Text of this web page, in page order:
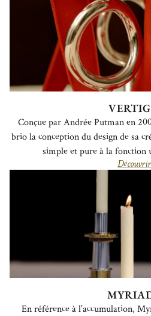
Conçue par Andrée Putman en
brio la conception du design de sa
simple et pure à la fonction
Découvrir
En référence à l’accumulation,